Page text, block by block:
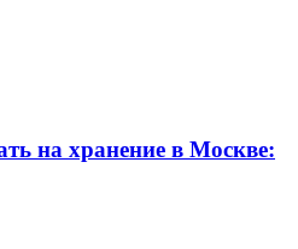
на хранение в Москве: